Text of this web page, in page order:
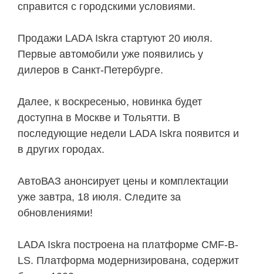
справится с городскими условиями.
Продажи LADA Iskra стартуют 20 июля.
Первые автомобили уже появились у
дилеров в Санкт-Петербурге.
Далее, к воскресенью, новинка будет
доступна в Москве и Тольятти. В
последующие недели LADA Iskra появится и
в других городах.
АвтоВАЗ анонсирует цены и комплектации
уже завтра, 18 июля. Следите за
обновлениями!
LADA Iskra построена на платформе CMF-B-
LS. Платформа модернизирована, содержит